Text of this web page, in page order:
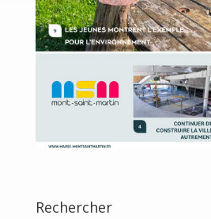
Rechercher